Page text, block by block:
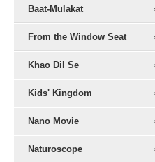
Baat-Mulakat
From the Window Seat
Khao Dil Se
Kids' Kingdom
Nano Movie
Naturoscope